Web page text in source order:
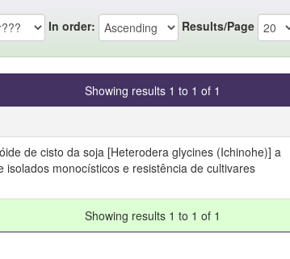
In order: Results/Page
Showing results 1 to 1 of 1
de cisto da soja [Heterodera glycines (Ichinohe)] a
isolados monocísticos e resistência de cultivares
Showing results 1 to 1 of 1